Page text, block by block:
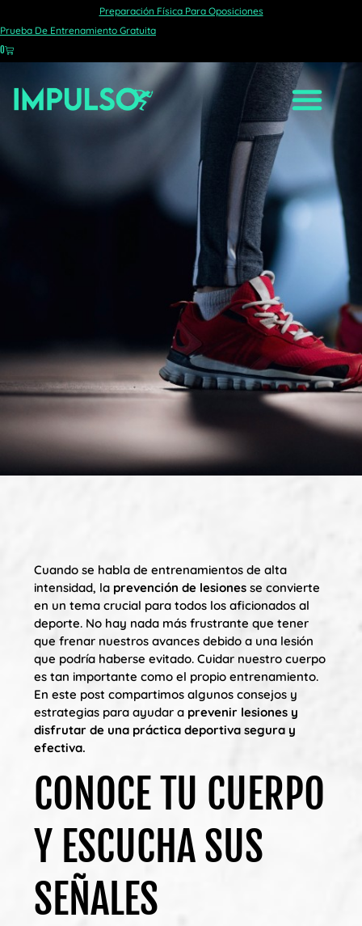
Preparación Física Para Oposiciones
Prueba De Entrenamiento Gratuita
0
ALTA INTENSIDAD
Cuando se habla de entrenamientos de alta
intensidad, la prevención de lesiones se convierte
en un tema crucial para todos los aficionados al
deporte. No hay nada más frustrante que tener
que frenar nuestros avances debido a una lesión
que podría haberse evitado. Cuidar nuestro cuerpo
es tan importante como el propio entrenamiento.
En este post compartimos algunos consejos y
estrategias para ayudar a prevenir lesiones y
disfrutar de una práctica deportiva segura y
efectiva.
CONOCE TU CUERPO
Y ESCUCHA SUS
SEÑALES